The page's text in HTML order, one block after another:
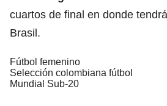
cuartos de final en donde
Brasil.
Fútbol femenino
Selección colombiana fútbol
Mundial Sub-20